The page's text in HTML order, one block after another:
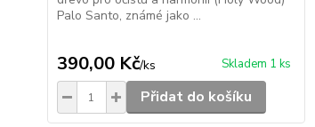
Palo Santo, známé jako ...
390,00 Kč/ks Skladem 1 ks
Přidat do košíku